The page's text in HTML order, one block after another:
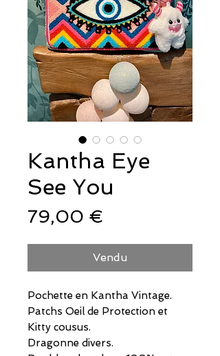
Kantha Eye
See You
79,00 €
Vendu
Pochette en Kantha Vintage.
Patchs Oeil de Protection et
Kitty cousus.
Dragonne divers.